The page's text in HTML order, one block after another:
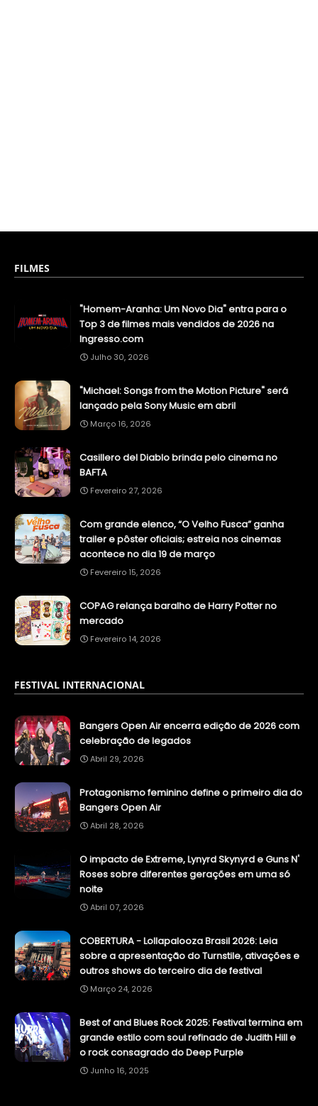
FILMES
"Homem-Aranha: Um Novo Dia" entra para o
Top 3 de filmes mais vendidos de 2026 na
Ingresso.com
Julho 30, 2026
"Michael: Songs from the Motion Picture" será
lançado pela Sony Music em abril
Março 16, 2026
Casillero del Diablo brinda pelo cinema no
BAFTA
Fevereiro 27, 2026
Com grande elenco, “O Velho Fusca” ganha
trailer e pôster oficiais; estreia nos cinemas
acontece no dia 19 de março
Fevereiro 15, 2026
COPAG relança baralho de Harry Potter no
mercado
Fevereiro 14, 2026
FESTIVAL INTERNACIONAL
Bangers Open Air encerra edição de 2026 com
celebração de legados
Abril 29, 2026
Protagonismo feminino define o primeiro dia do
Bangers Open Air
Abril 28, 2026
O impacto de Extreme, Lynyrd Skynyrd e Guns N'
Roses sobre diferentes gerações em uma só
noite
Abril 07, 2026
COBERTURA - Lollapalooza Brasil 2026: Leia
sobre a apresentação do Turnstile, ativações e
outros shows do terceiro dia de festival
Março 24, 2026
Best of and Blues Rock 2025: Festival termina em
grande estilo com soul refinado de Judith Hill e
o rock consagrado do Deep Purple
Junho 16, 2025